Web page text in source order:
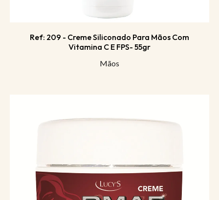
Ref: 209 - Creme Siliconado Para Mãos Com
Vitamina C E FPS- 55gr
Mãos